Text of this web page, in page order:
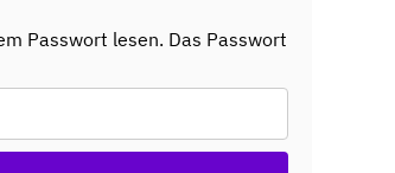
Passwort lesen. Das Passwort